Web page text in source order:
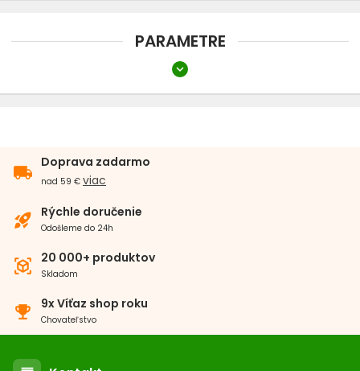
PARAMETRE
Zelená
Dĺžka
Šírka
41 - 50 cm
expand_more
local_shipping
Doprava zadarmo
nad 59 € viac
rocket_launch Rýchle doručenie
Odošleme do 24h
view_in_ar 20 000+ produktov
Skladom
emoji_events 9x Víťaz shop roku
Chovateľstvo